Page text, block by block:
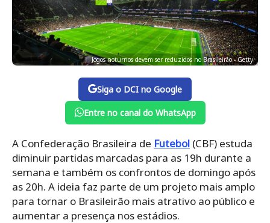
Jogos noturnos devem ser reduzidos no Brasileirão - Getty
Siga o DCI no Google
Entre no canal do WhatsApp
A Confederação Brasileira de Futebol (CBF) estuda
diminuir partidas marcadas para as 19h durante a
semana e também os confrontos de domingo após
as 20h. A ideia faz parte de um projeto mais amplo
para tornar o Brasileirão mais atrativo ao público e
aumentar a presença nos estádios.